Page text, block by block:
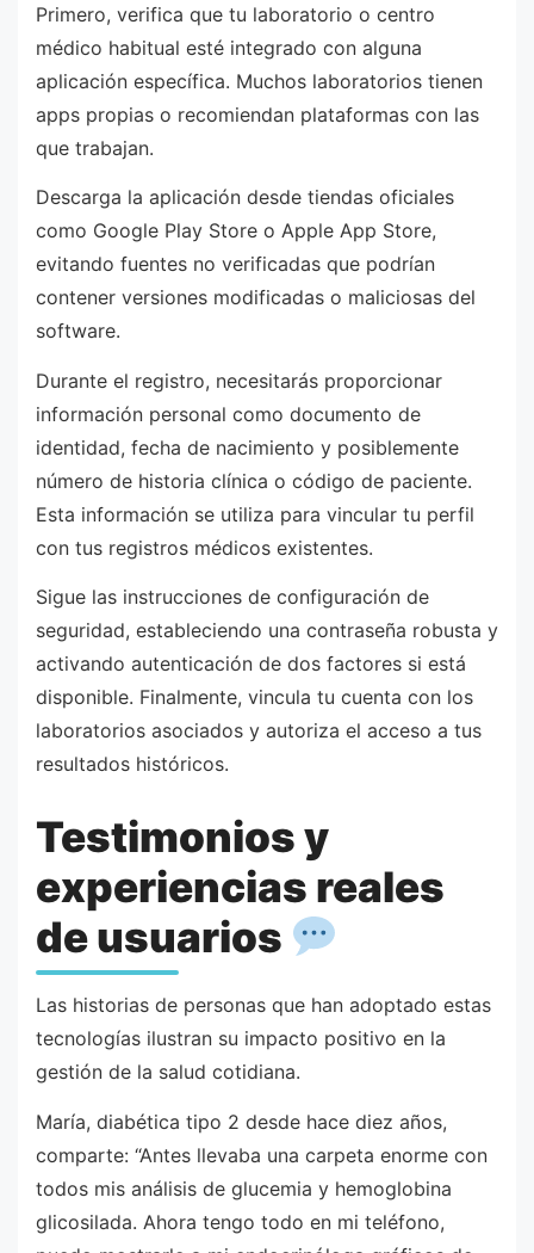
Primero, verifica que tu laboratorio o centro
médico habitual esté integrado con alguna
aplicación específica. Muchos laboratorios tienen
apps propias o recomiendan plataformas con las
que trabajan.
Descarga la aplicación desde tiendas oficiales
como Google Play Store o Apple App Store,
evitando fuentes no verificadas que podrían
contener versiones modificadas o maliciosas del
software.
Durante el registro, necesitarás proporcionar
información personal como documento de
identidad, fecha de nacimiento y posiblemente
número de historia clínica o código de paciente.
Esta información se utiliza para vincular tu perfil
con tus registros médicos existentes.
Sigue las instrucciones de configuración de
seguridad, estableciendo una contraseña robusta y
activando autenticación de dos factores si está
disponible. Finalmente, vincula tu cuenta con los
laboratorios asociados y autoriza el acceso a tus
resultados históricos.
Testimonios y
experiencias reales
de usuarios
Las historias de personas que han adoptado estas
tecnologías ilustran su impacto positivo en la
gestión de la salud cotidiana.
María, diabética tipo 2 desde hace diez años,
comparte: “Antes llevaba una carpeta enorme con
todos mis análisis de glucemia y hemoglobina
glicosilada. Ahora tengo todo en mi teléfono,